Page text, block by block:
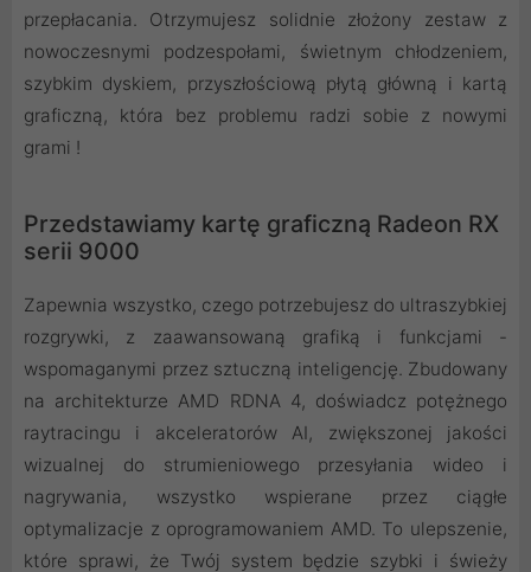
przepłacania. Otrzymujesz solidnie złożony zestaw z
nowoczesnymi podzespołami, świetnym chłodzeniem,
szybkim dyskiem, przyszłościową płytą główną i kartą
graficzną, która bez problemu radzi sobie z nowymi
grami !
Przedstawiamy kartę graficzną Radeon RX
serii 9000
Zapewnia wszystko, czego potrzebujesz do ultraszybkiej
rozgrywki, z zaawansowaną grafiką i funkcjami -
wspomaganymi przez sztuczną inteligencję. Zbudowany
na architekturze AMD RDNA 4, doświadcz potężnego
raytracingu i akceleratorów AI, zwiększonej jakości
wizualnej do strumieniowego przesyłania wideo i
nagrywania, wszystko wspierane przez ciągłe
optymalizacje z oprogramowaniem AMD. To ulepszenie,
które sprawi, że Twój system będzie szybki i świeży